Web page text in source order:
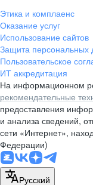
Этика и комплаенс
Оказание услуг
Использование сайтов
Защита персональных
Пользовательское
ИТ аккредитация
На информационном
рекомендательные
предоставления
и анализа сведений,
сети «Интернет»,
Федерации)
Русский